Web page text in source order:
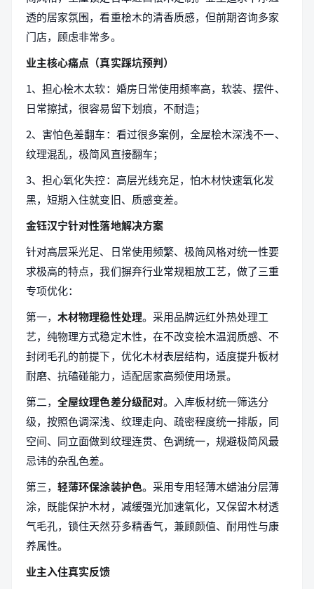
透的居家氛围，看重桧木的清香质感，但前期咨询多家
门店，顾虑非常多。
业主核心痛点（真实踩坑预判）
1、担心桧木太软：婚房日常使用频率高，软装、摆件、
日常擦拭，很容易留下划痕，不耐造；
2、害怕色差翻车：看过很多案例，全屋桧木深浅不一、
纹理混乱，极简风直接翻车；
3、担心氧化失控：高层光线充足，怕木材快速氧化发
黑，短期入住就变旧、质感变差。
金钰汉宁针对性落地解决方案
针对高层采光足、日常使用频繁、极简风格对统一性要
求极高的特点，我们摒弃行业常规粗放工艺，做了三重
专项优化：
第一，木材物理稳性处理。采用品牌远红外热处理工
艺，纯物理方式稳定木性，在不改变桧木温润质感、不
封闭毛孔的前提下，优化木材表层结构，适度提升板材
耐磨、抗磕碰能力，适配居家高频使用场景。
第二，全屋纹理色差分级配对。入库板材统一筛选分
级，按照色调深浅、纹理走向、疏密程度统一排版，同
空间、同立面做到纹理连贯、色调统一，规避极简风最
忌讳的杂乱色差。
第三，轻薄环保涂装护色。采用专用轻薄木蜡油分层薄
涂，既能保护木材，减缓强光加速氧化，又保留木材透
气毛孔，锁住天然芬多精香气，兼顾颜值、耐用性与康
养属性。
业主入住真实反馈